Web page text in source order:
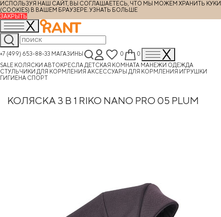
ИСПОЛЬЗУЯ НАШ САЙТ, ВЫ СОГЛАШАЕТЕСЬ, ЧТО МЫ МОЖЕМ ХРАНИТЬ КУКИ
(COOKIES) В ВАШЕМ БРАУЗЕРЕ. УЗНАТЬ БОЛЬШЕ
ЗАКРЫТЬ
+7 (499) 653-88-33 МАГАЗИНЫ 0
0
SALE КОЛЯСКИ АВТОКРЕСЛА ДЕТСКАЯ КОМНАТА МАНЕЖИ ОДЕЖДА
СТУЛЬЧИКИ ДЛЯ КОРМЛЕНИЯ АКСЕССУАРЫ ДЛЯ КОРМЛЕНИЯ ИГРУШКИ
ГИГИЕНА СПОРТ
КОЛЯСКА 3 В 1 RIKO NANO PRO 05 PLUM